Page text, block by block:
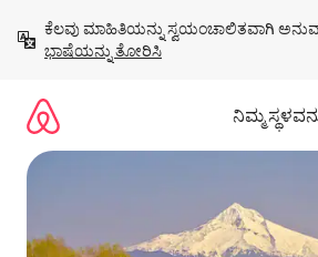
ಹೋಗಿ
ಕೆಲವು ಮಾಹಿತಿಯನ್ನು ಸ್ವಯಂಚಾಲಿತವಾಗಿ
ಭಾಷೆಯನ್ನು ತೋರಿಸಿ
ನಿಮ್ಮ